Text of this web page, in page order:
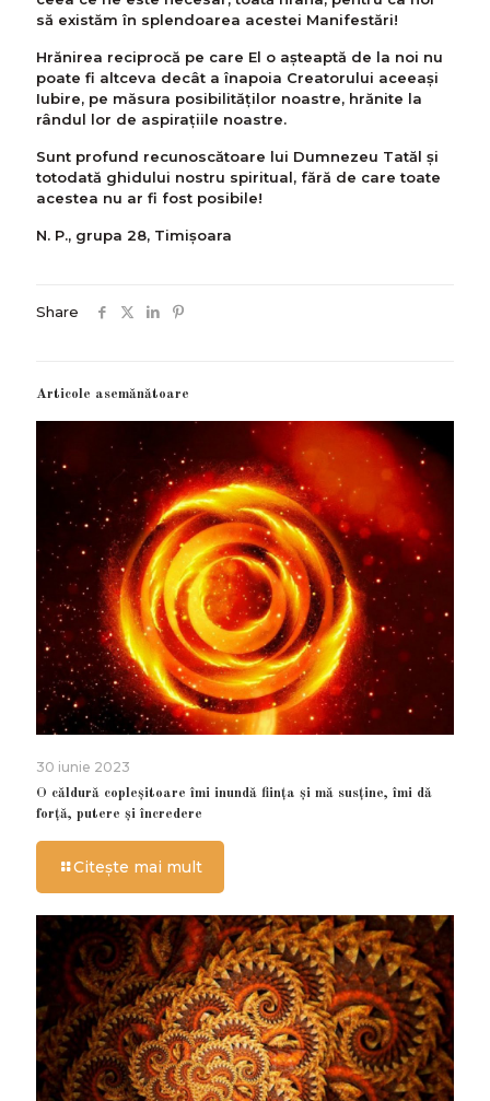
să existăm în splendoarea acestei Manifestări!
Hrănirea reciprocă pe care El o așteaptă de la noi nu
poate fi altceva decât a înapoia Creatorului aceeași
Iubire, pe măsura posibilităților noastre, hrănite la
rândul lor de aspirațiile noastre.
Sunt profund recunoscătoare lui Dumnezeu Tatăl și
totodată ghidului nostru spiritual, fără de care toate
acestea nu ar fi fost posibile!
N. P., grupa 28, Timișoara
Share
Articole asemănătoare
30 iunie 2023
O căldură copleșitoare îmi inundă ființa și mă susține, îmi dă
forță, putere și încredere
Citește mai mult